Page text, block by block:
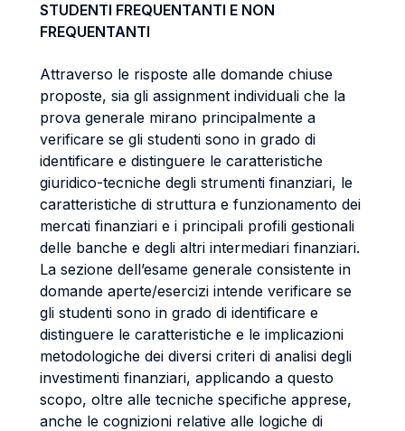
STUDENTI FREQUENTANTI E NON
FREQUENTANTI
Attraverso le risposte alle domande chiuse
proposte, sia gli assignment individuali che la
prova generale mirano principalmente a
verificare se gli studenti sono in grado di
identificare e distinguere le caratteristiche
giuridico-tecniche degli strumenti finanziari, le
caratteristiche di struttura e funzionamento dei
mercati finanziari e i principali profili gestionali
delle banche e degli altri intermediari finanziari.
La sezione dell’esame generale consistente in
domande aperte/esercizi intende verificare se
gli studenti sono in grado di identificare e
distinguere le caratteristiche e le implicazioni
metodologiche dei diversi criteri di analisi degli
investimenti finanziari, applicando a questo
scopo, oltre alle tecniche specifiche apprese,
anche le cognizioni relative alle logiche di